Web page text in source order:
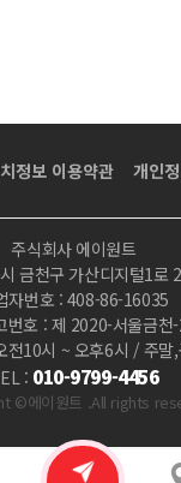
정보 이용약관 개인
주식회사 에이원트
금천구 가산디지털1로
자번호 : 408-86-16035
번호 : 제 2020-서울금천
전10시 ~ 오후6시 / 주말
: 010-9799-4456
©에이원트 .All rights